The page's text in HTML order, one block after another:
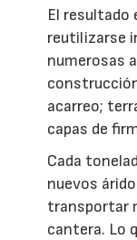
El resultado
reutilizarse
numerosas
acarreo;
capas de
Cada
nuevos
transportar
cantera. Lo